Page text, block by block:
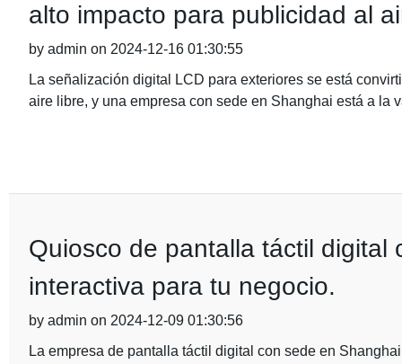
alto impacto para publicidad al
by admin on 2024-12-16 01:30:55
La señalización digital LCD para exteriores se está
aire libre, y una empresa con sede en Shanghai está a la
Quiosco de pantalla táctil digital
interactiva para tu negocio.
by admin on 2024-12-09 01:30:56
La empresa de pantalla táctil digital con sede en